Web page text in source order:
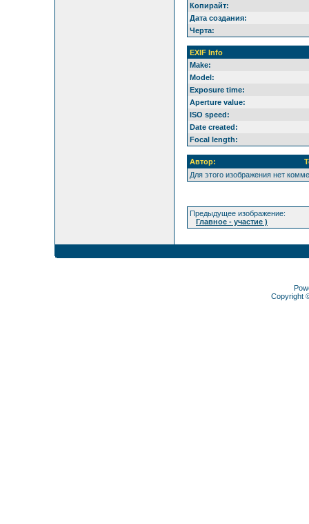
Копирайт:
Дата создания:
Черта:
EXIF Info
Make:
Model:
Exposure time:
Aperture value:
ISO speed:
Date created:
Focal length:
Автор:
Для этого изображения нет
Предыдущее изображение:
Главное - участие )
Copyright